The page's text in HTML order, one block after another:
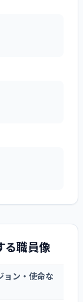
る職員像
ョン・使命な